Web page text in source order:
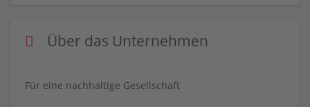
Über das Unternehmen
Für eine nachhaltige Gesellschaft